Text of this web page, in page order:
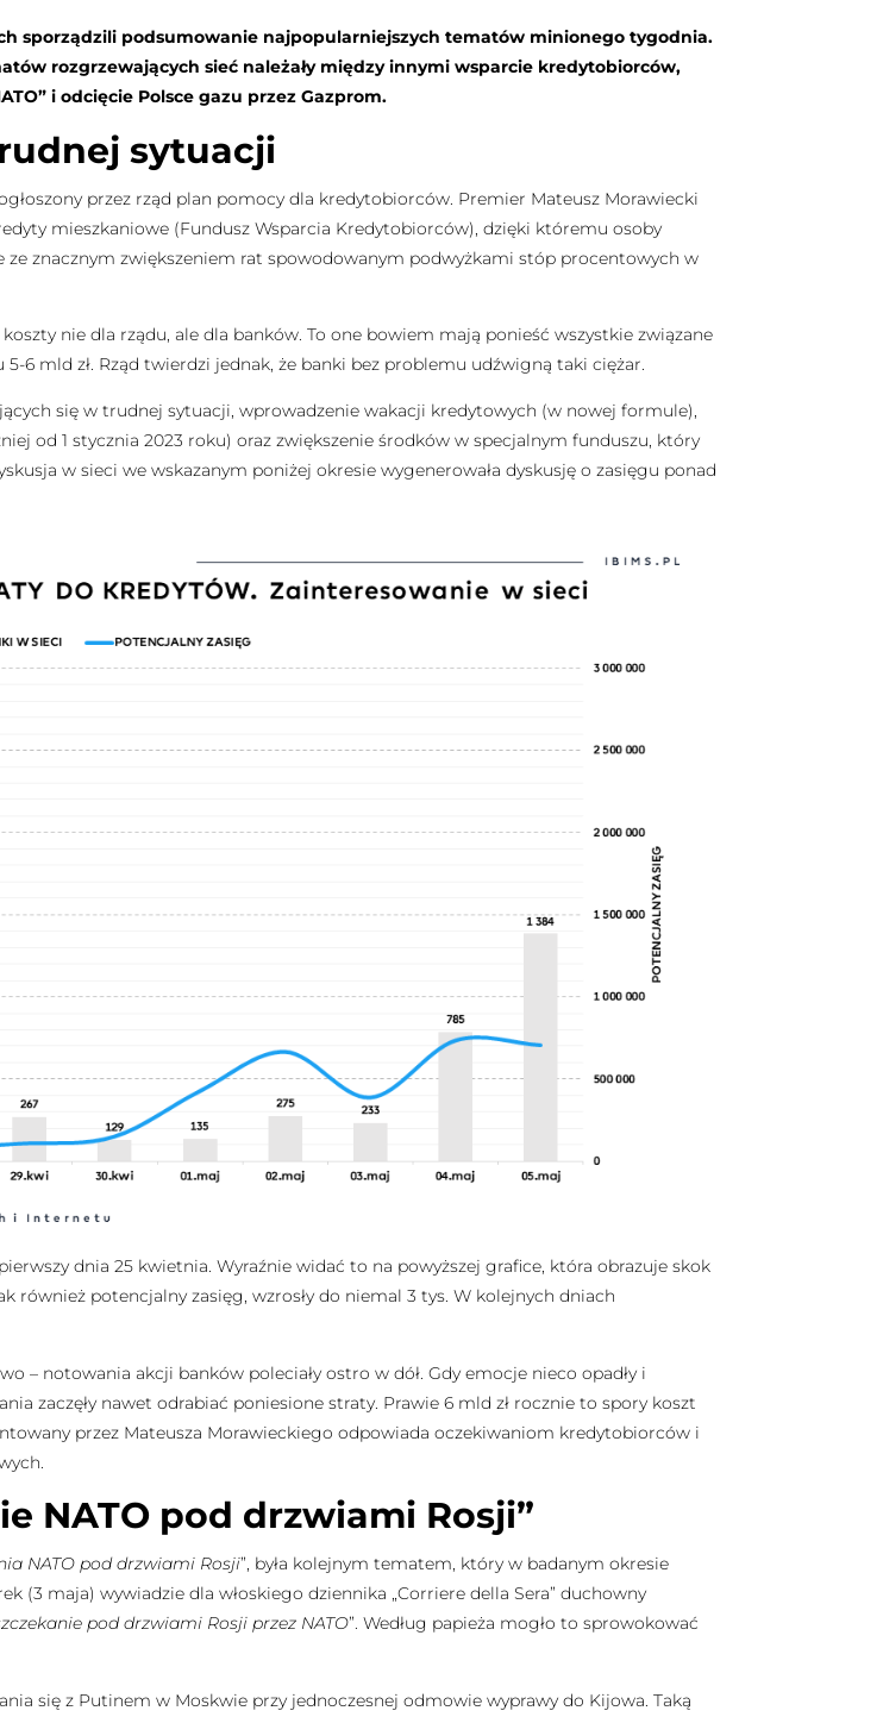
sporządzili podsumowanie najpopularniejszych tematów minionego tygodnia.
rozgrzewających sieć należały między innymi wsparcie kredytobiorców,
i odcięcie Polsce gazu przez Gazprom.
sytuacji
przez rząd plan pomocy dla kredytobiorców. Premier Mateusz Morawiecki
mieszkaniowe (Fundusz Wsparcia Kredytobiorców), dzięki któremu osoby
ze znacznym zwiększeniem rat spowodowanym podwyżkami stóp procentowych w
nie dla rządu, ale dla banków. To one bowiem mają ponieść wszystkie związane
6 mld zł. Rząd twierdzi jednak, że banki bez problemu udźwigną taki ciężar.
się w trudnej sytuacji, wprowadzenie wakacji kredytowych (w nowej formule),
od 1 stycznia 2023 roku) oraz zwiększenie środków w specjalnym funduszu, który
w sieci we wskazanym poniżej okresie wygenerowała dyskusję o zasięgu ponad
dnia 25 kwietnia. Wyraźnie widać to na powyższej grafice, która obrazuje skok
potencjalny zasięg, wzrosły do niemal 3 tys. W kolejnych dniach
– notowania akcji banków poleciały ostro w dół. Gdy emocje nieco opadły i
zaczęły nawet odrabiać poniesione straty. Prawie 6 mld zł rocznie to spory koszt
przez Mateusza Morawieckiego odpowiada oczekiwaniom kredytobiorców i
NATO pod drzwiami Rosji”
NATO pod drzwiami Rosji”, była kolejnym tematem, który w badanym okresie
maja) wywiadzie dla włoskiego dziennika „Corriere della Sera” duchowny
pod drzwiami Rosji przez NATO”. Według papieża mogło to sprowokować
się z Putinem w Moskwie przy jednoczesnej odmowie wyprawy do Kijowa. Taką